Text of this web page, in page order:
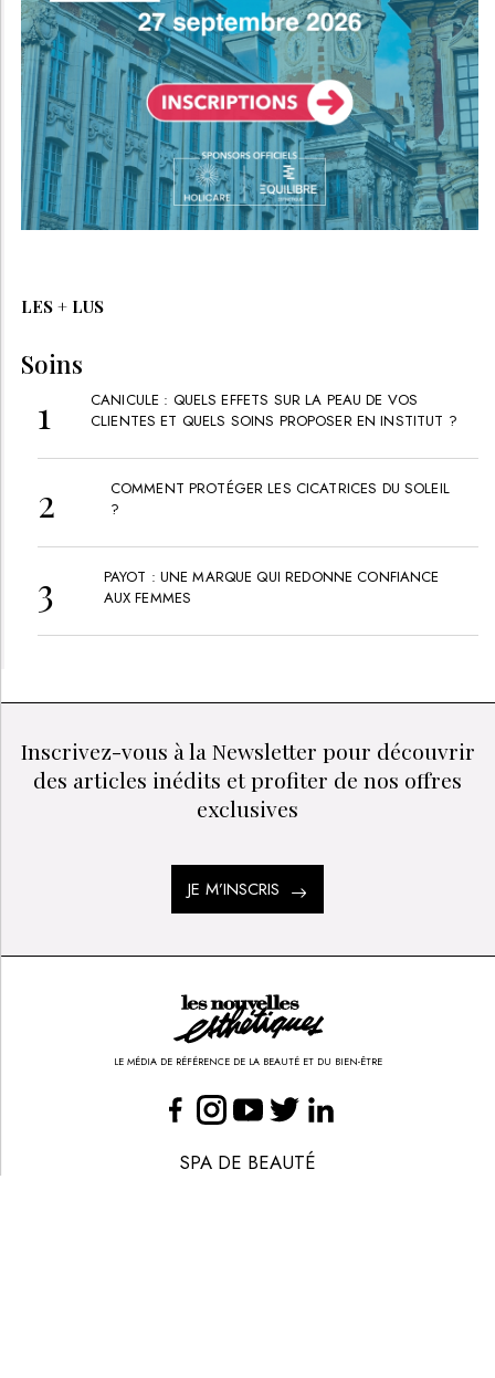
LES + LUS
Soins
CANICULE : QUELS EFFETS SUR LA PEAU DE VOS
CLIENTES ET QUELS SOINS PROPOSER EN INSTITUT ?
COMMENT PROTÉGER LES CICATRICES DU SOLEIL
?
PAYOT : UNE MARQUE QUI REDONNE CONFIANCE
AUX FEMMES
Inscrivez-vous à la Newsletter pour découvrir
des articles inédits et profiter de nos offres
exclusives
JE M’INSCRIS
LE MÉDIA DE RÉFÉRENCE DE LA BEAUTÉ ET DU BIEN-ÊTRE
SPA DE BEAUTÉ